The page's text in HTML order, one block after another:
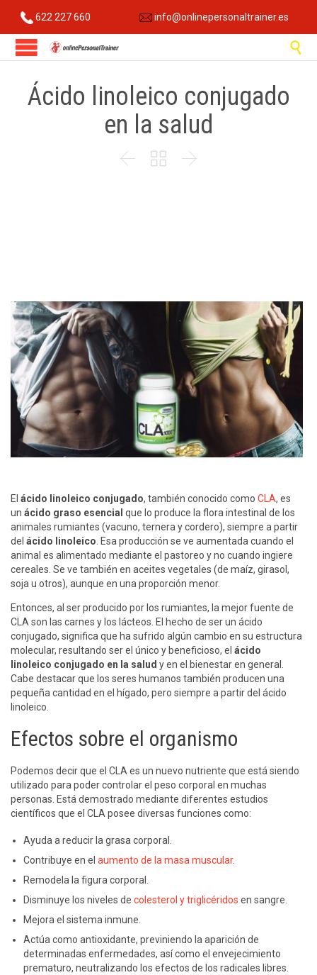
622 227 660 info@onlinepersonaltrainer.es

Ácido linoleico conjugado
en la salud
  
El ácido linoleico conjugado, también conocido como CLA, es
un ácido graso esencial que lo produce la flora intestinal de los
animales rumiantes (vacuno, ternera y cordero), siempre a partir
del ácido linoleico . Esa producción se ve aumentada cuando el
animal es alimentado mediante el pastoreo y no cuando ingiere
cereales. Se ve también en aceites vegetales (de maíz, girasol,
soja u otros), aunque en una proporción menor.
Entonces, al ser producido por los rumiantes, la mejor fuente de
CLA son las carnes y los lácteos. El hecho de ser un ácido
conjugado, significa que ha sufrido algún cambio en su estructura
molecular, resultando ser el único y beneficioso, el ácido
linoleico conjugado en la salud y en el bienestar en general.
Cabe destacar que los seres humanos también producen una
pequeña cantidad en el hígado, pero siempre a partir del ácido
linoleico.
Efectos sobre el organismo
Podemos decir que el CLA es un nuevo nutriente que está siendo
utilizado para poder controlar el peso corporal en muchas
personas. Está demostrado mediante diferentes estudios
científicos que el CLA posee diversas funciones como:
Ayuda a reducir la grasa corporal.
Contribuye en elaumento de la masa muscular.
Remodela la figura corporal.
Disminuye los niveles decolesterol y triglicéridos en sangre.
Mejora el sistema inmune.
Actúa como antioxidante, previniendo la aparición de
determinadas enfermedades, así como el envejecimiento
prematuro, neutralizando los efectos de los radicales libres.